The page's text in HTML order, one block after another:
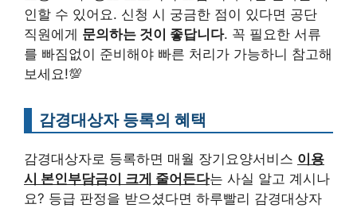
인할 수 있어요. 신청 시 궁금한 점이 있다면 공단
직원에게 문의하는 것이 좋답니다. 꼭 필요한 서류
를 빠짐없이 준비해야 빠른 처리가 가능하니 참고해
보세요!💯
감경대상자 등록의 혜택
감경대상자로 등록하면 매월 장기요양서비스 이용
시 본인부담금이 크게 줄어든다는 사실 알고 계시나
요? 등급 판정을 받으셨다면 하루빨리 감경대상자